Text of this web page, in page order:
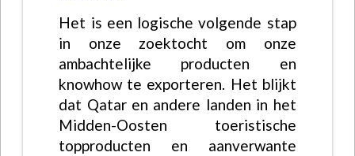
Het is een logische volgende stap
in onze zoektocht om onze
ambachtelijke producten en
knowhow te exporteren. Het blijkt
dat Qatar en andere landen in het
Midden-Oosten toeristische
topproducten en aanverwante